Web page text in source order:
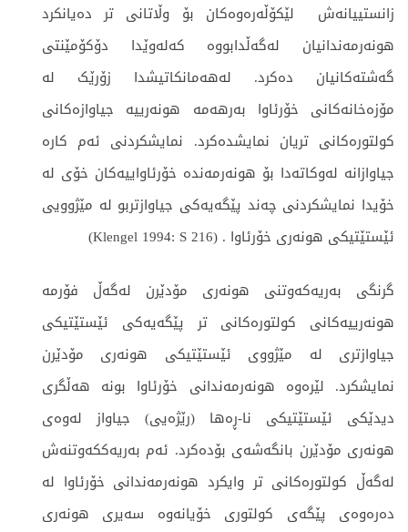
زانستییانەش لێکۆڵەرەوەکان بۆ وڵاتانی تر دەیانکرد
هونەرمەندانیان لەگەڵدابووە کەلەوێدا دۆکۆمێنتی
گەشتەکانیان دەکرد. لەهەمانكاتیشدا زۆرێک لە
مۆزەخانەكانی خۆرئاوا بەرهەمە هونەرییە جیاوازەکانی
کولتورەكانی تریان نمایشدەکرد. نمایشکردنی ئەم كارە
جیاوازانە لەوکاتەدا بۆ هونەرمەندە خۆرئاواییەکان خۆی لە
خۆیدا نمایشکردنی چەند پێگەیەكی جیاوازتربو لە مێژوویی
ئێستێتیكی هونەری خۆرئاوا . (Klengel 1994: S 216)
گرنگی بەریەکەوتنی هونەری مۆدێرن لەگەڵ فۆرمە
هونەرییەکانی کولتورەکانی تر پێگەیەکی ئێستێتیكی
جیاوازتری لە مێژووی ئێستێتیکی هونەری مۆدێرن
نمایشکرد. لێرەوە هونەرمەندانی خۆرئاوا بونە هەڵگری
دیدێکی ئێستێتیکی نا-ڕەها (رێژەیی) جیاواز لەوەی
هونەری مۆدێرن بانگەشەی بۆدەکرد. ئەم بەریەککەوتنەش
لەگەڵ کولتورەکانی تر وایکرد هونەرمەندانی خۆرئاوا لە
دەرەوەی پێگەی کولتوری خۆیانەوە سەیری هونەری